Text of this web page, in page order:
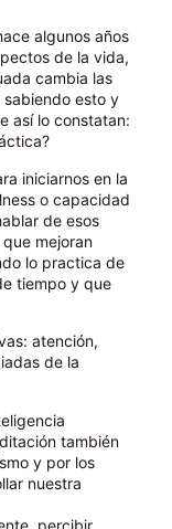
algunos años
de la vida,
cambia las
esto y
así lo constatan:
iniciarnos en la
o capacidad
de esos
mejoran
lo practica de
tiempo y que
atención,
de la
también
y por los
nuestra
percibir